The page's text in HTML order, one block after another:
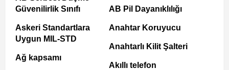
Güvenilirlik Sınıfı
Askeri Standartlara
Uygun MIL-STD
Ağ kapsamı
AB Pil Dayanıklılığı
Anahtar Koruyucu
Anahtarlı Kilit Şalteri
Akıllı telefon